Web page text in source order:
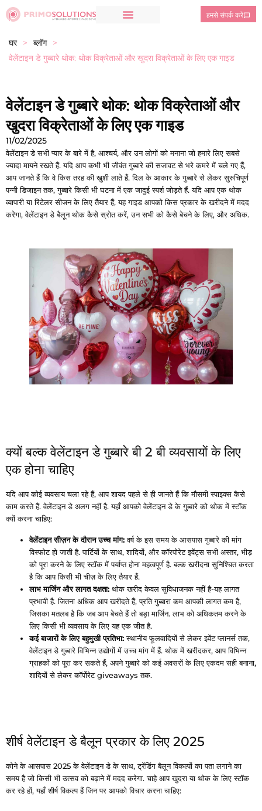
हमसे संपर्क करें
घर > ब्लॉग
>
वेलेंटाइन डे गुब्बारे थोक: थोक विक्रेताओं और खुदरा विक्रेताओं के लिए एक गाइड
वेलेंटाइन डे गुब्बारे थोक: थोक विक्रेताओं और
खुदरा विक्रेताओं के लिए एक गाइड
11/02/2025
वेलेंटाइन डे सभी प्यार के बारे में है, आश्चर्य, और उन लोगों को मनाना जो हमारे लिए सबसे
ज्यादा मायने रखते हैं. यदि आप कभी भी जीवंत गुब्बारे की सजावट से भरे कमरे में चले गए हैं,
आप जानते हैं कि वे किस तरह की खुशी लाते हैं. दिल के आकार के गुब्बारे से लेकर सुरुचिपूर्ण
पन्नी डिजाइन तक, गुब्बारे किसी भी घटना में एक जादुई स्पर्श जोड़ते हैं. यदि आप एक थोक
व्यापारी या रिटेलर सीजन के लिए तैयार हैं, यह गाइड आपको किस प्रकार के खरीदने में मदद
करेगा, वेलेंटाइन डे बैलून थोक कैसे स्रोत करें, उन सभी को कैसे बेचने के लिए, और अधिक.
क्यों बल्क वेलेंटाइन डे गुब्बारे बी 2 बी व्यवसायों के लिए
एक होना चाहिए
यदि आप कोई व्यवसाय चला रहे हैं, आप शायद पहले से ही जानते हैं कि मौसमी स्पाइक्स कैसे
काम करते हैं. वेलेंटाइन डे अलग नहीं है. यहाँ आपको वेलेंटाइन डे के गुब्बारे को थोक में स्टॉक
क्यों करना चाहिए:
वेलेंटाइन सीज़न के दौरान उच्च मांग:वर्ष के इस समय के आसपास गुब्बारे की मांग
विस्फोट हो जाती है. पार्टियों के साथ, शादियों, और कॉरपोरेट इवेंट्स सभी अस्तर, भीड़
को पूरा करने के लिए स्टॉक में पर्याप्त होना महत्वपूर्ण है. बल्क खरीदना सुनिश्चित करता
है कि आप किसी भी चीज़ के लिए तैयार हैं.
लाभ मार्जिन और लागत दक्षता: थोक खरीद केवल सुविधाजनक नहीं है-यह लागत
प्रभावी है. जितना अधिक आप खरीदते हैं, प्रति गुब्बारा कम आपकी लागत कम है,
जिसका मतलब है कि जब आप बेचते हैं तो बड़ा मार्जिन. लाभ को अधिकतम करने के
लिए किसी भी व्यवसाय के लिए यह एक जीत है.
कई बाजारों के लिए बहुमुखी प्रतिभा:स्थानीय फूलवादियों से लेकर इवेंट प्लानर्स तक,
वेलेंटाइन डे गुब्बारे विभिन्न उद्योगों में उच्च मांग में हैं. थोक में खरीदकर, आप विभिन्न
ग्राहकों को पूरा कर सकते हैं, अपने गुब्बारे को कई अवसरों के लिए एकदम सही बनाना,
शादियों से लेकर कॉर्पोरेट giveaways तक.
शीर्ष वेलेंटाइन डे बैलून प्रकार के लिए 2025
कोने के आसपास 2025 के वेलेंटाइन डे के साथ, ट्रेंडिंग बैलून विकल्पों का पता लगाने का
समय है जो किसी भी उत्सव को बढ़ाने में मदद करेगा. चाहे आप खुदरा या थोक के लिए स्टॉक
कर रहे हों, यहाँ शीर्ष विकल्प हैं जिन पर आपको विचार करना चाहिए: